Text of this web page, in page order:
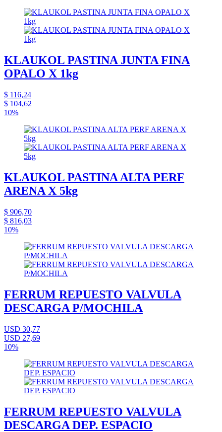
KLAUKOL PASTINA JUNTA FINA
OPALO X 1kg
$ 116,24
$ 104,62
10%
KLAUKOL PASTINA ALTA PERF
ARENA X 5kg
$ 906,70
$ 816,03
10%
FERRUM REPUESTO VALVULA
DESCARGA P/MOCHILA
USD 30,77
USD 27,69
10%
FERRUM REPUESTO VALVULA
DESCARGA DEP. ESPACIO